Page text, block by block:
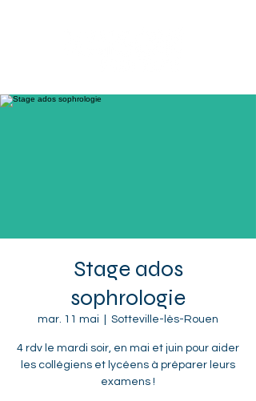
Stage ados
sophrologie
mar. 11 mai Sotteville-lès-Rouen
4 rdv le mardi soir, en mai et juin pour aider
les collégiens et lycéens à préparer leurs
examens !